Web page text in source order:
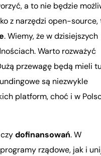
a to nie będzie
z narzędzi open-source,
. Wiemy, że w dzisiejszych
Warto rozważyć
przewagę będą mieli
są niezwykle
platform, choć i w
dofinansowań. W
rządowe, jak i